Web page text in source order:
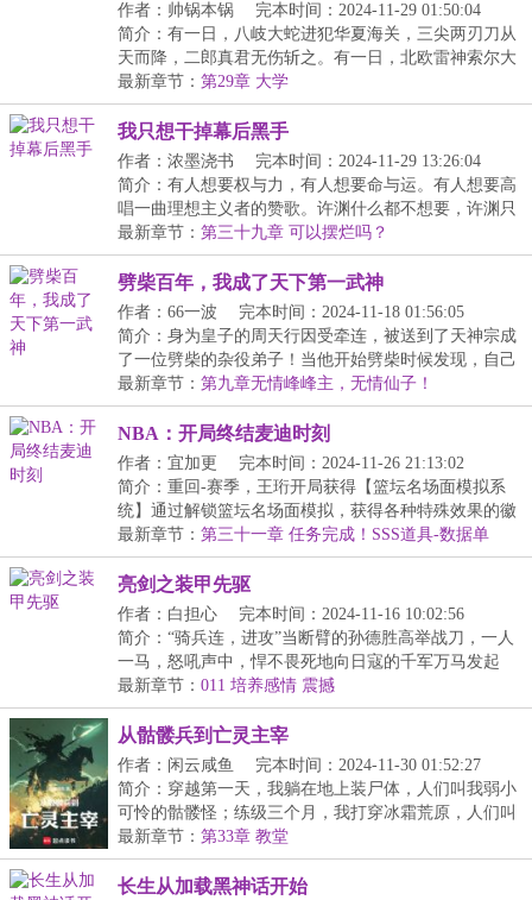
作者：帅锅本锅
完本时间：2024-11-29 01:50:04
简介：有一日，八岐大蛇进犯华夏海关，三尖两刃刀从
天而降，二郎真君无伤斩之。有一日，北欧雷神索尔大
战...
最新章节： 第29章 大学
我只想干掉幕后黑手
作者：浓墨浇书
完本时间：2024-11-29 13:26:04
简介：有人想要权与力，有人想要命与运。有人想要高
唱一曲理想主义者的赞歌。许渊什么都不想要，许渊只
想...
最新章节： 第三十九章 可以摆烂吗？
劈柴百年，我成了天下第一武神
作者：66一波
完本时间：2024-11-18 01:56:05
简介：身为皇子的周天行因受牵连，被送到了天神宗成
了一位劈柴的杂役弟子！当他开始劈柴时候发现，自己
劈...
最新章节： 第九章无情峰峰主，无情仙子！
NBA：开局终结麦迪时刻
作者：宜加更
完本时间：2024-11-26 21:13:02
简介：重回-赛季，王珩开局获得【篮坛名场面模拟系
统】通过解锁篮坛名场面模拟，获得各种特殊效果的徽
章...
最新章节： 第三十一章 任务完成！SSS道具-数据单
亮剑之装甲先驱
作者：白担心
完本时间：2024-11-16 10:02:56
简介：“骑兵连，进攻”当断臂的孙德胜高举战刀，一人
一马，怒吼声中，悍不畏死地向日寇的千军万马发起
冲...
最新章节： 011 培养感情 震撼
从骷髅兵到亡灵主宰
作者：闲云咸鱼
完本时间：2024-11-30 01:52:27
简介：穿越第一天，我躺在地上装尸体，人们叫我弱小
可怜的骷髅怪；练级三个月，我打穿冰霜荒原，人们叫
我...
最新章节： 第33章 教堂
长生从加载黑神话开始